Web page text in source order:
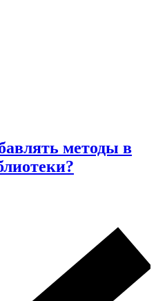
методы в